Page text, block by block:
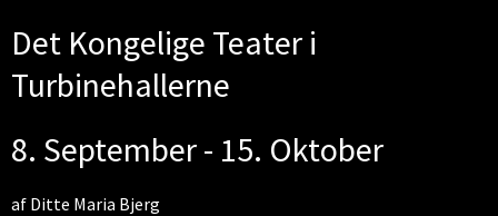
Det Kongelige Teater i
Turbinehallerne
8. September - 15. Oktober
af Ditte Maria Bjerg